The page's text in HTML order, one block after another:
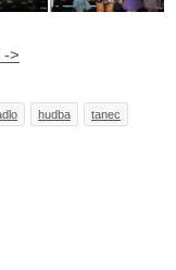
->
hudba tanec